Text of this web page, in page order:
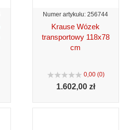
Numer artykułu: 256744
Krause Wózek
transportowy 118x78
cm
0,00 (0)
1.602,00 zł